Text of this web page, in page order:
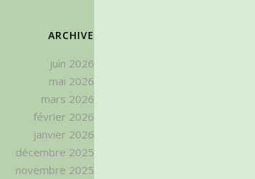
ARCHIVE
juin 2026
mai 2026
mars 2026
février 2026
janvier 2026
décembre 2025
novembre 2025